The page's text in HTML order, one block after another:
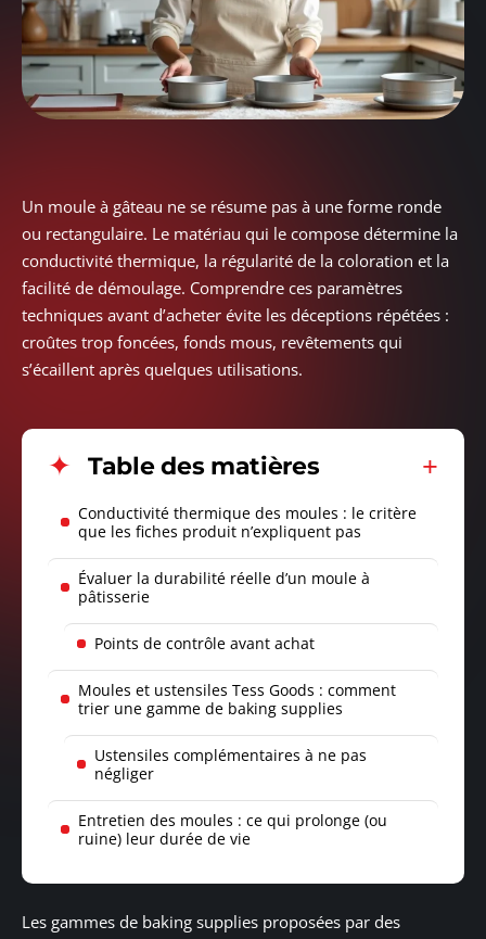
Un moule à gâteau ne se résume pas à une forme ronde
ou rectangulaire. Le matériau qui le compose détermine la
conductivité thermique, la régularité de la coloration et la
facilité de démoulage. Comprendre ces paramètres
techniques avant d’acheter évite les déceptions répétées :
croûtes trop foncées, fonds mous, revêtements qui
s’écaillent après quelques utilisations.
Table des matières
Conductivité thermique des moules : le critère
que les fiches produit n’expliquent pas
Évaluer la durabilité réelle d’un moule à
pâtisserie
Points de contrôle avant achat
Moules et ustensiles Tess Goods : comment
trier une gamme de baking supplies
Ustensiles complémentaires à ne pas
négliger
Entretien des moules : ce qui prolonge (ou
ruine) leur durée de vie
Les gammes de baking supplies proposées par des